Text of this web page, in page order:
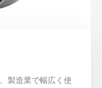
製造業で幅広く使